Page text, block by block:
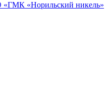
«ГМК «Норильский никель»